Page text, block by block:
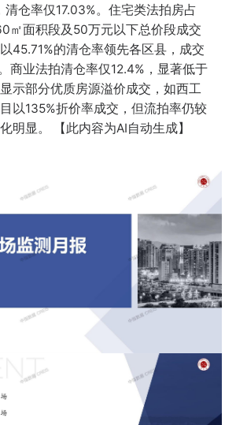
清仓率仅17.03%。住宅类法拍房占
㎡面积段及50万元以下总价段成交
45.71%的清仓率领先各区县，成交
商业法拍清仓率仅12.4%，显著低于
示部分优质房源溢价成交，如西工
以135%折价率成交，但流拍率仍较
明显。 【此内容为AI自动生成】